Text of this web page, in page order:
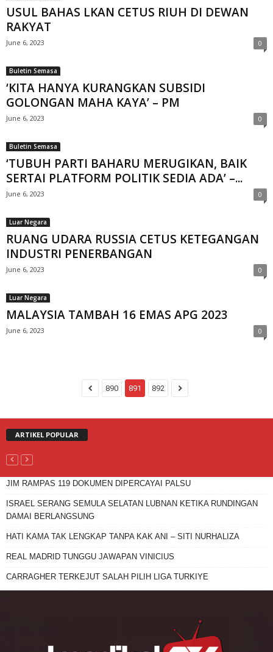
USUL BAHAS LKAN CETUS RIUH DI DEWAN
RAKYAT
June 6, 2023 0
Buletin Semasa
‘KITA HANYA KURANGKAN SUBSIDI
GOLONGAN MAHA KAYA’ – PM
June 6, 2023 0
Buletin Semasa
‘TUBUH PARTI BAHARU MERUGIKAN, BAIK
SERTAI PLATFORM POLITIK SEDIA ADA’ –...
June 6, 2023 0
Luar Negara
RUANG UDARA RUSSIA CETUS KETEGANGAN
INDUSTRI PENERBANGAN
June 6, 2023 0
Luar Negara
MALAYSIA TAMBAH 16 EMAS APG 2023
June 6, 2023 0
890 891 892
ARTIKEL POPULAR
JIM RAMPAS 119 DOKUMEN DIPERCAYAI PALSU
ISRAEL SERANG SEMULA SELATAN LUBNAN KETIKA RUNDINGAN
DAMAI BERLANGSUNG
HATI KAMA TAK LENGKAP TANPA KAK ANI – SITI NURHALIZA
REAL MADRID TUNGGU JAWAPAN VINICIUS
CARRAGHER TERKEJUT SALAH PILIH LIGA TURKIYE